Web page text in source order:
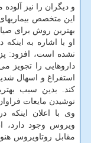
و دیگران را نیز آلوده
این متخصص
بهترین روش برای
او با اشاره به
نشده است، افزود:
داروهایی را تجویز
استفراغ و اسهال
کند. بدین سبب
نوشیدن مایعات
وی با اعلان اینکه
ویروس وجود دارد،
مقابل روتاویروس